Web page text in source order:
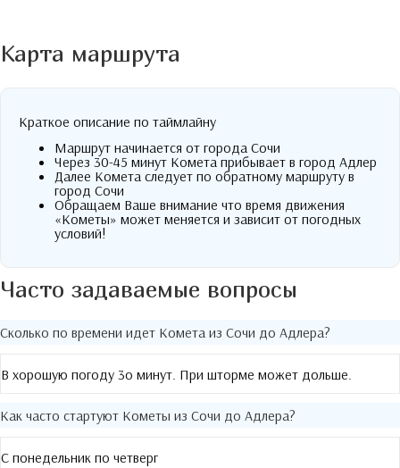
Карта маршрута
Краткое описание по таймлайну
Маршрут начинается от города Сочи
Через 30-45 минут Комета прибывает в город Адлер
Далее Комета следует по обратному маршруту в
город Сочи
Обращаем Ваше внимание что время движения
«Кометы» может меняется и зависит от погодных
условий!
Часто задаваемые вопросы
Сколько по времени идет Комета из Сочи до Адлера?
В хорошую погоду 3о минут. При шторме может дольше.
Как часто стартуют Кометы из Сочи до Адлера?
С понедельник по четверг